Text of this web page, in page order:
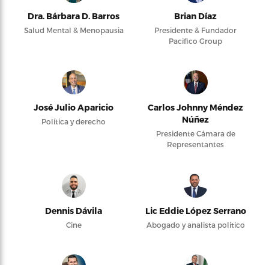
Dra. Bárbara D. Barros
Salud Mental & Menopausia
Brian Díaz
Presidente & Fundador
Pacifico Group
José Julio Aparicio
Política y derecho
Carlos Johnny Méndez
Núñez
Presidente Cámara de
Representantes
Dennis Dávila
Cine
Lic Eddie López Serrano
Abogado y analista político